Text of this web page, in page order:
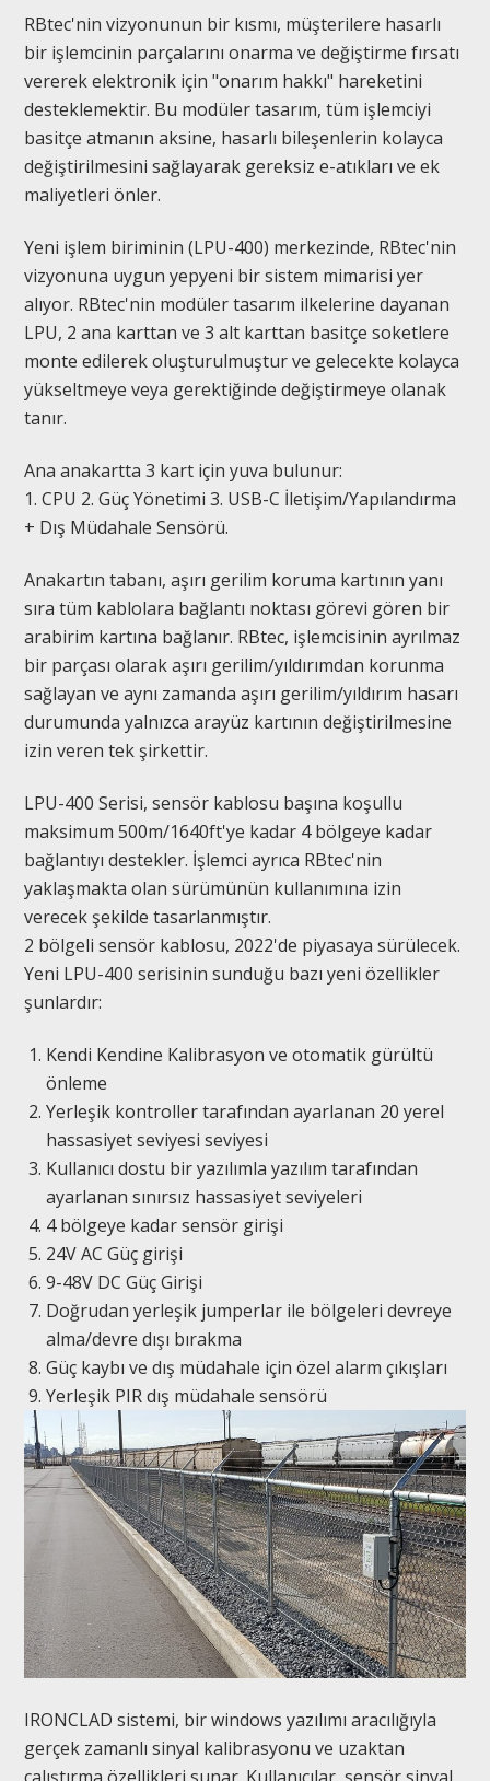
RBtec'nin vizyonunun bir kısmı, müşterilere hasarlı
bir işlemcinin parçalarını onarma ve değiştirme fırsatı
vererek elektronik için "onarım hakkı" hareketini
desteklemektir. Bu modüler tasarım, tüm işlemciyi
basitçe atmanın aksine, hasarlı bileşenlerin kolayca
değiştirilmesini sağlayarak gereksiz e-atıkları ve ek
maliyetleri önler.
Yeni işlem biriminin (LPU-400) merkezinde, RBtec'nin
vizyonuna uygun yepyeni bir sistem mimarisi yer
alıyor. RBtec'nin modüler tasarım ilkelerine dayanan
LPU, 2 ana karttan ve 3 alt karttan basitçe soketlere
monte edilerek oluşturulmuştur ve gelecekte kolayca
yükseltmeye veya gerektiğinde değiştirmeye olanak
tanır.
Ana anakartta 3 kart için yuva bulunur:
1. CPU 2. Güç Yönetimi 3. USB-C İletişim/Yapılandırma
+ Dış Müdahale Sensörü.
Anakartın tabanı, aşırı gerilim koruma kartının yanı
sıra tüm kablolara bağlantı noktası görevi gören bir
arabirim kartına bağlanır. RBtec, işlemcisinin ayrılmaz
bir parçası olarak aşırı gerilim/yıldırımdan korunma
sağlayan ve aynı zamanda aşırı gerilim/yıldırım hasarı
durumunda yalnızca arayüz kartının değiştirilmesine
izin veren tek şirkettir.
LPU-400 Serisi, sensör kablosu başına koşullu
maksimum 500m/1640ft'ye kadar 4 bölgeye kadar
bağlantıyı destekler. İşlemci ayrıca RBtec'nin
yaklaşmakta olan sürümünün kullanımına izin
verecek şekilde tasarlanmıştır.
2 bölgeli sensör kablosu, 2022'de piyasaya sürülecek.
Yeni LPU-400 serisinin sunduğu bazı yeni özellikler
şunlardır:
Kendi Kendine Kalibrasyon ve otomatik gürültü
önleme
Yerleşik kontroller tarafından ayarlanan 20 yerel
hassasiyet seviyesi seviyesi
Kullanıcı dostu bir yazılımla yazılım tarafından
ayarlanan sınırsız hassasiyet seviyeleri
4 bölgeye kadar sensör girişi
24V AC Güç girişi
9-48V DC Güç Girişi
Doğrudan yerleşik jumperlar ile bölgeleri devreye
alma/devre dışı bırakma
Güç kaybı ve dış müdahale için özel alarm çıkışları
Yerleşik PIR dış müdahale sensörü
IRONCLAD sistemi, bir windows yazılımı aracılığıyla
gerçek zamanlı sinyal kalibrasyonu ve uzaktan